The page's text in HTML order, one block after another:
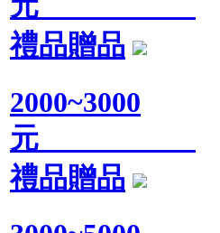
禮品贈品
2000~3000
元
禮品贈品